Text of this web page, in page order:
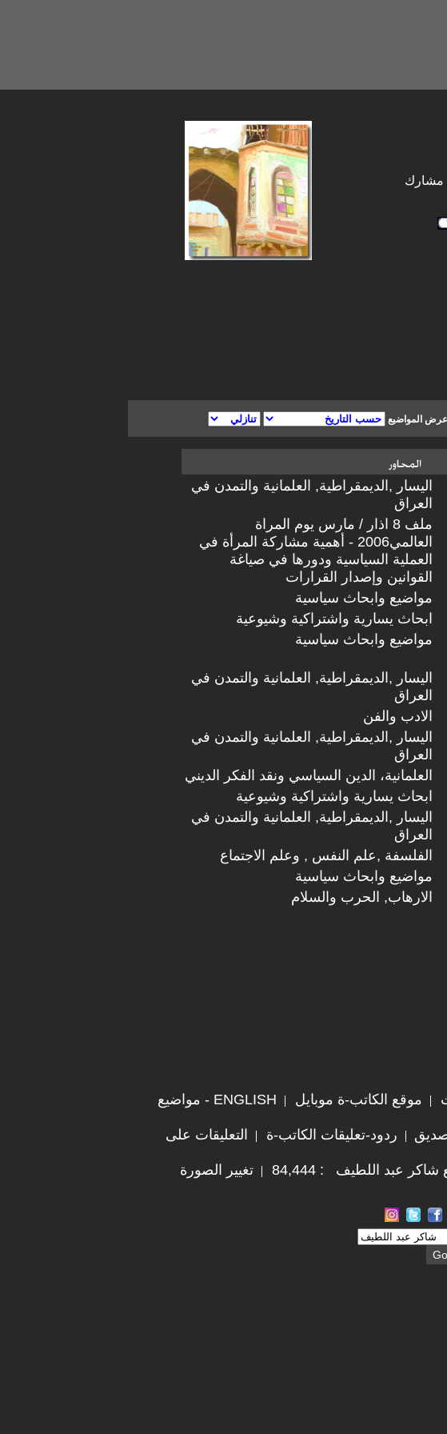
مشارك
عرض المواضيع
اليسار ,الديمقراطية, العلمانية والتمدن في
العراق
ملف 8 اذار / مارس يوم المراة
العالمي2006 - أهمية مشاركة المرأة في
العملية السياسية ودورها في صياغة
القوانين وإصدار القرارات
مواضيع وابحاث سياسية
ابحاث يسارية واشتراكية وشيوعية
مواضيع وابحاث سياسية
اليسار ,الديمقراطية, العلمانية والتمدن في
العراق
الادب والفن
اليسار ,الديمقراطية, العلمانية والتمدن في
العراق
العلمانية، الدين السياسي ونقد الفكر الديني
ابحاث يسارية واشتراكية وشيوعية
اليسار ,الديمقراطية, العلمانية والتمدن في
العراق
الفلسفة ,علم النفس , وعلم الاجتماع
مواضيع وابحاث سياسية
الارهاب, الحرب والسلام
موقع الكاتب-ة موبايل
ENGLISH - مواضيع
صديق ردود-تعليقات الكاتب-ة
التعليقات على
عبد اللطيف : 84,444
تغيير الصورة